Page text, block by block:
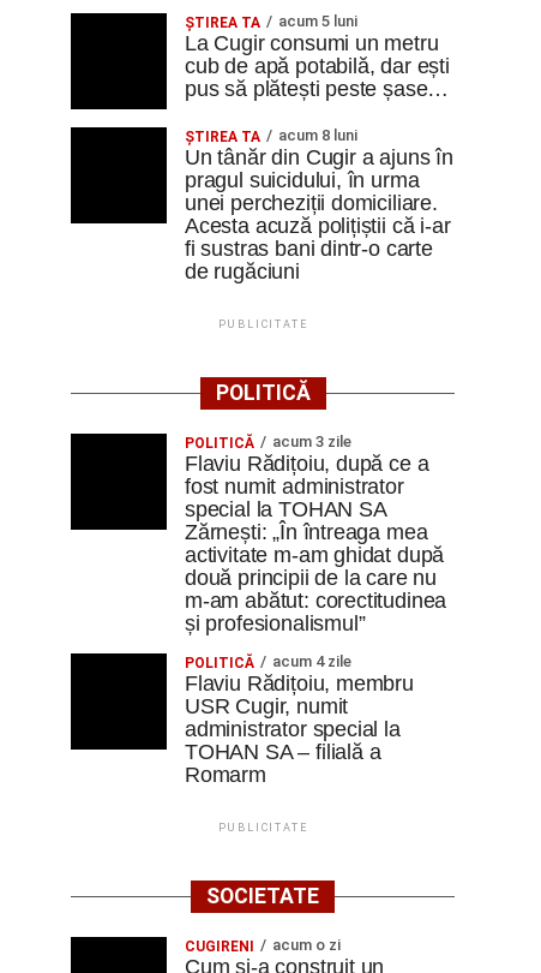
ȘTIREA TA acum 5 luni
La Cugir consumi un metru
cub de apă potabilă, dar ești
pus să plătești peste șase…
ȘTIREA TA acum 8 luni
Un tânăr din Cugir a ajuns în
pragul suicidului, în urma
unei percheziții domiciliare.
Acesta acuză polițiștii că i-ar
fi sustras bani dintr-o carte
de rugăciuni
PUBLICITATE
POLITICĂ
POLITICĂ acum 3 zile
Flaviu Rădițoiu, după ce a
fost numit administrator
special la TOHAN SA
Zărnești: „În întreaga mea
activitate m-am ghidat după
două principii de la care nu
m-am abătut: corectitudinea
și profesionalismul”
POLITICĂ acum 4 zile
Flaviu Rădițoiu, membru
USR Cugir, numit
administrator special la
TOHAN SA – filială a
Romarm
PUBLICITATE
SOCIETATE
CUGIRENI acum o zi
Cum și-a construit un